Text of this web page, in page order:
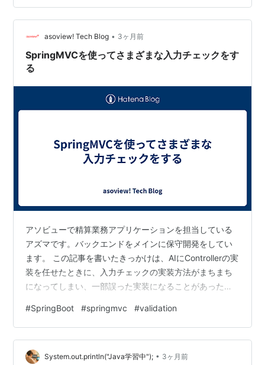
ソッド名に記載するのではなく、@DisplayName で記載
し、メソッド名は英語で簡潔に書くところですね。メソ
ッド名に説明を書くと、コンパイラで警告が出た…
asoview! Tech Blog • 3ヶ月前
SpringMVCを使ってさまざまな入力チェックをす
る
アソビューで精算業務アプリケーションを担当している
アズマです。バックエンドをメインに保守開発をしてい
ます。 この記事を書いたきっかけは、AIにControllerの実
装を任せたときに、入力チェックの実装方法がまちまち
になってしまい、一部誤った実装になることがあったた
を実現するにはいくつかの定義方法があり、またフレー
ムワークの機能を使うことなく実装もできてしまうこと
でした。 これらの曖昧な実装を防ぐため、フレームワー
クの機能を用いるのはもちろんのこと、使い方のルール
#SpringBoot #springmvc #validation
System.out.println("Java学習中"); • 3ヶ月前